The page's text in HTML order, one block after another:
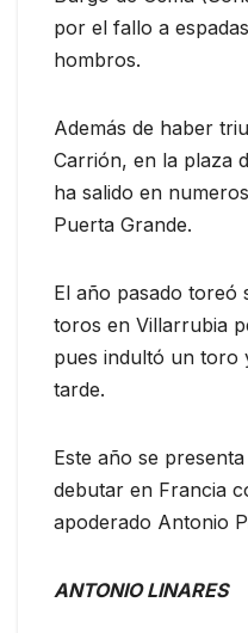
por el fallo a
hombros.
Además de haber
Carrión, en la plaza
ha salido en
Puerta Grande.
El año pasado toreó
toros en Villarrubia
pues indultó un toro
tarde.
Este año se
debutar en Francia
apoderado Antonio
ANTONIO LINARES